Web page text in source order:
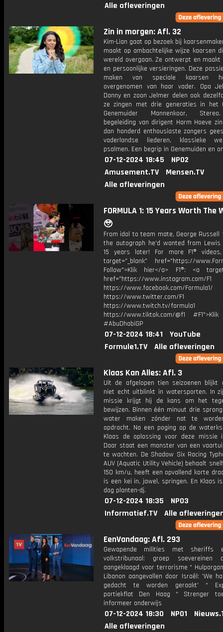
Alle afleveringen
Zin in morgen: Afl. 32
Kim-Lian gaat op bezoek bij
maakt op ambachtelijke wijze kaarsen
wereld overgaan. Ze ontwerpt en maakt
en persoonlijke versieringen. Deze
maken van speciale kaarsen
overgenomen van haar vader. Opa
Danny en zoon Jelmer delen ook
ze zingen met drie generaties in het
Genemuider Mannenkoor,
begeleiding van dirigent Harm Hoeve
dan honderd enthousiaste zangers
vaderlandse liederen, klassieke
psalmen. Een begrip in Genemuiden en
07-12-2024 18:45
NPO2
Amusement.TV
Mensen.TV
Alle afleveringen
FORMULA 1: 15 Years Worth
🥹
From idol to team mate, George Russell
the autograph he'd wanted from Lewis
15 years later! For more F1®
target="_blank" href="https://
Follow">Klik hier</a> F1®: <a
href="https://www.instagram.com/F1
https://www.facebook.com/Formula1/
https://www.twitter.com/F1
https://www.twitch.tv/formula1
https://www.tiktok.com/@f1
#AbuDhabiGP
07-12-2024 18:41
YouTube
Formule1.TV
Alle afleveringen
Klaas Kan Alles: Afl. 3
Uit de afgelopen tien seizoenen blijkt
niet echt uitblinkt in watersporten. In
missie krijgt hij de kans om het
bewijzen. Binnen één minuut drie
water maken zónder nat te
opdracht. Na een poging op de
Klaas de oplossing voor deze missie
Daar staat een monster van een
te wachten. De Shadow Six Racing
AUV (Aquatic Utility Vehicle) behaalt
150 km/u, heeft een opvallend korte
is een kei in, jawel, springen. En Klaas
dag planten-dj.
07-12-2024 18:35
NPO3
Informatief.TV
Alle
EenVandaag: Afl. 293
Gewapende milities met sheriffs
volkstribunaal: groep soevereinen
aangeklaagd voor terrorisme *
Libanon aangevallen door Israël: 'We
gedacht te worden geraakt' *
portiekflat Den Haag * Strenger
informeer onderwijs
07-12-2024 18:30 NPO1
Alle afleveringen